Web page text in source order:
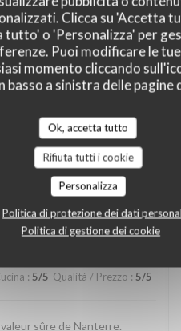
Clicca su 'Accetta
tutto' o 'Personalizza' per
Puoi modificare le
momento cliccando
basso a sinistra delle pagine
Ok, accetta tutto
Rifiuta tutti i cookie
Personalizza
Politica di protezione dei dati
Politica di gestione dei cookie
:5/5 Qualità / Prezzo :5/5
et ses lutins sont au top..
5/5 Qualità / Prezzo:5/5
: 5/5 Qualità / Prezzo : 5/5
sûre de Nanterre.